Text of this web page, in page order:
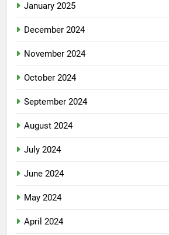
January 2025
December 2024
November 2024
October 2024
September 2024
August 2024
July 2024
June 2024
May 2024
April 2024